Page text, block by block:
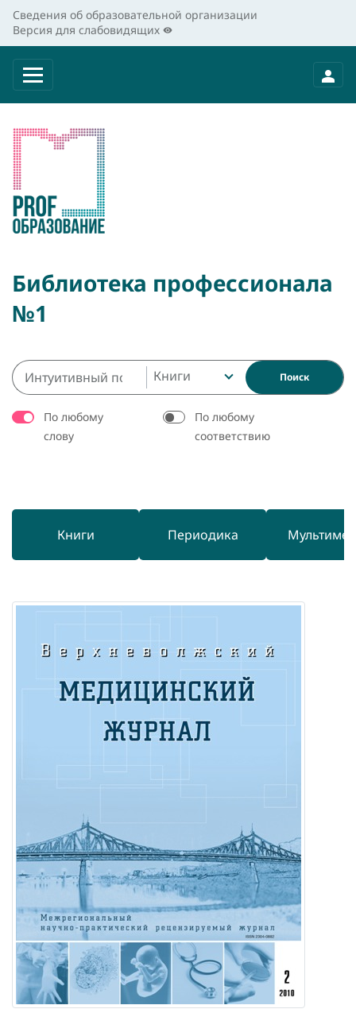
Сведения об образовательной организации
Версия для слабовидящих
Библиотека профессионала
№1
Книги Поиск
По любому
слову
По любому
соответствию
Книги Периодика